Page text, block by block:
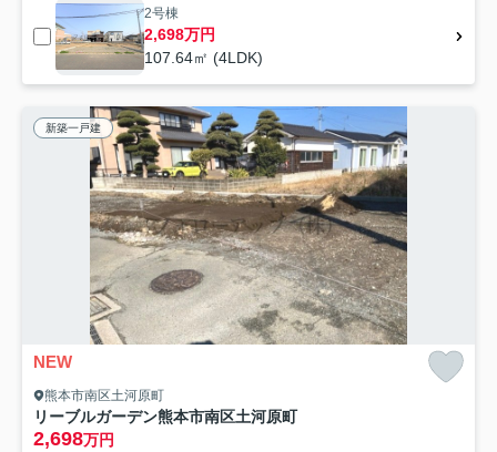
2号棟
2,698万円
107.64㎡ (4LDK)
新築一戸建
NEW
熊本市南区土河原町
リーブルガーデン熊本市南区土河原町
2,698万円